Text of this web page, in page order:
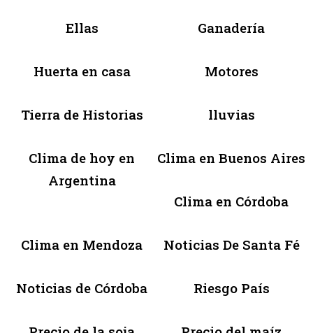
Ellas Ganadería
Huerta en casa Motores
Tierra de Historias lluvias
Clima de hoy en
Argentina
Clima en Buenos Aires
Clima en Córdoba
Clima en Mendoza Noticias De Santa Fé
Noticias de Córdoba Riesgo País